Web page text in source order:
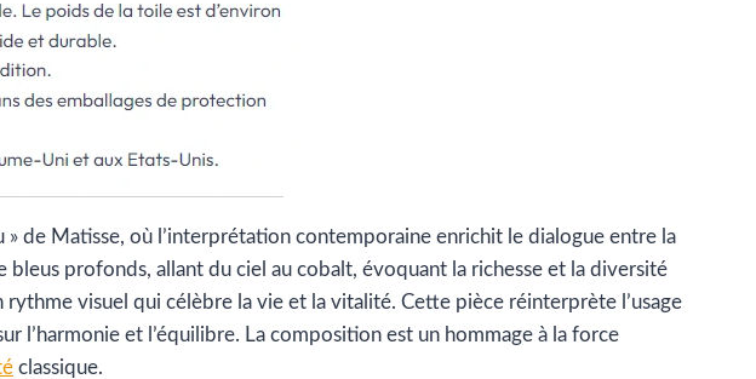
de Matisse, où l’interprétation contemporaine enrichit le dialogue entre la
profonds, allant du ciel au cobalt, évoquant la richesse et la diversité
visuel qui célèbre la vie et la vitalité. Cette pièce réinterprète l’usage
l’harmonie et l’équilibre. La composition est un hommage à la force
classique.